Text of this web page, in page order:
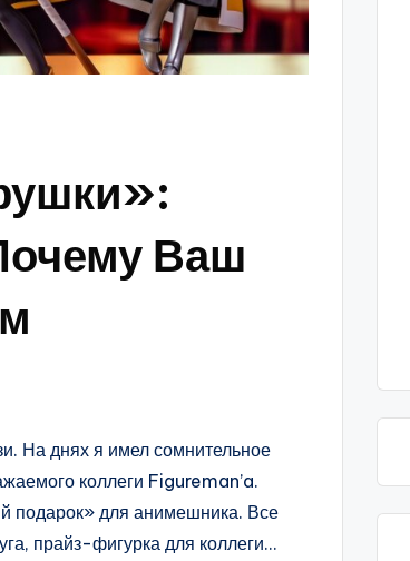
Ваш
На днях я имел сомнительное
коллеги Figureman’a.
подарок» для анимешника. Все
прайз-фигурка для коллеги…